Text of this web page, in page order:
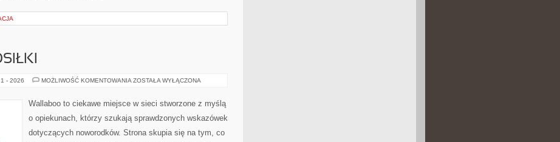
- 2026 MOŻLIWOŚĆ KOMENTOWANIA KARMIENIE
ZOSTAŁA WYŁĄCZONA
Wallaboo to ciekawe miejsce w sieci stworzone z myślą
o opiekunach, którzy szukają sprawdzonych wskazówek
dotyczących noworodków. Strona skupia się na tym, co